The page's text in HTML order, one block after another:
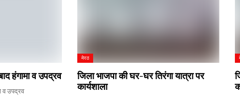
हंगामा व उपद्रव
व उपद्रव
मेरठ
जिला भाजपा की घर-घर तिरंगा यात्रा पर
कार्यशाला